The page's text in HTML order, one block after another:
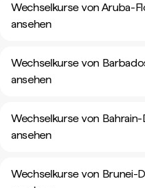
Wechselkurse von Aruba-
ansehen
Wechselkurse von
ansehen
Wechselkurse von
ansehen
Wechselkurse von Brunei-